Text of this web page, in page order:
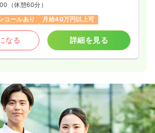
（休憩60分）
コールあり 月給40万円以上可
なる 詳細を見る